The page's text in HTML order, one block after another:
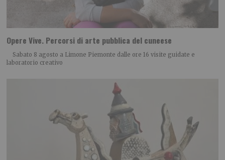
Opere Vive. Percorsi di arte pubblica del cuneese
Sabato 8 agosto a Limone Piemonte dalle ore 16 visite guidate e
laboratorio creativo